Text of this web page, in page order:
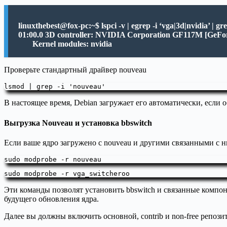
linuxthebest@fox-pc:~$ lspci -v | egrep -i ‘vga|3d|nvidia’ |
01:00.0 3D controller: NVIDIA Corporation GF117M
Kernel modules: nvidia
Проверьте стандартный драйвер nouveau
lsmod | grep -i 'nouveau'
В настоящее время, Debian загружает его автоматически,
Выгрузка Nouveau и установка bbswitch
Если ваше ядро ​​загружено с nouveau и другими связанными с
sudo modprobe -r nouveau
sudo modprobe -r vga_switcheroo
Эти команды позволят установить bbswitch и связанные
будущего обновления ядра.
Далее вы должны включить основной, contrib и non-free